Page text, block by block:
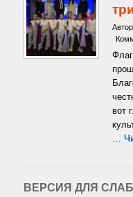
вот
ВЕРСИЯ ДЛЯ